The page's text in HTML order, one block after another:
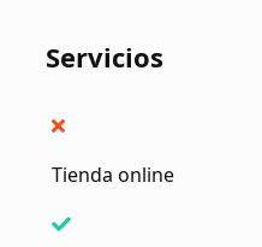
Servicios
Tienda online